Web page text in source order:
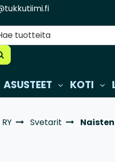
ASUSTEET KOTI
Svetarit